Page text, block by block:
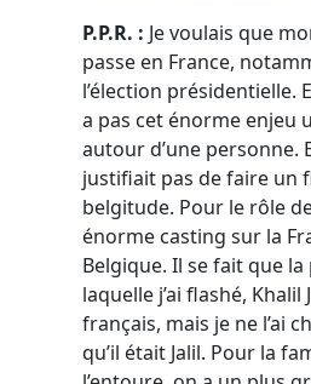
P.P.R. : Je voulais que
passe en France,
l’élection présidentielle.
a pas cet énorme enjeu
autour d’une personne.
justifiait pas de faire un
belgitude. Pour le rôle
énorme casting sur la
Belgique. Il se fait que
laquelle j’ai flashé, Khalil
français, mais je ne l’ai
qu’il était Jalil. Pour la